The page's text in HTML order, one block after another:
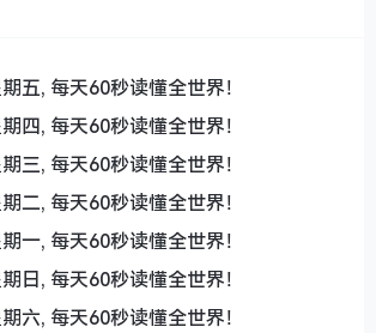
五, 每天60秒读懂全世界！
四, 每天60秒读懂全世界！
三, 每天60秒读懂全世界！
二, 每天60秒读懂全世界！
一, 每天60秒读懂全世界！
日, 每天60秒读懂全世界！
六, 每天60秒读懂全世界！